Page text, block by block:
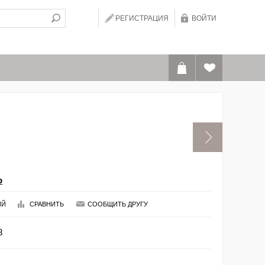
РЕГИСТРАЦИЯ ВОЙТИ
СРАВНИТЬ СООБЩИТЬ ДРУГУ